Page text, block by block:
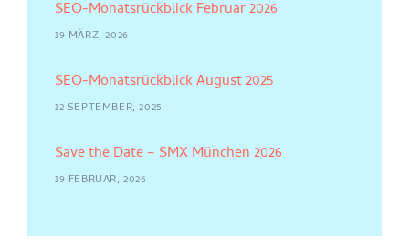
SEO-Monatsrückblick Februar 2026
19 MÄRZ, 2026
SEO-Monatsrückblick August 2025
12 SEPTEMBER, 2025
Save the Date – SMX München 2026
19 FEBRUAR, 2026